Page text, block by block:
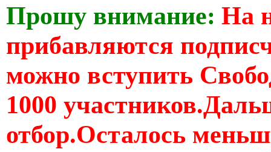
Прошу внимание: На
прибавляются
можно вступить
1000
отбор.Осталось